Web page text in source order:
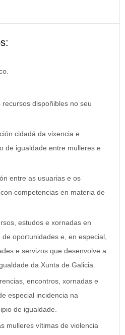
dispoñibles no seu
cidadá da vixencia e
de igualdade entre mulleres e
entre as usuarias e os
competencias en materia de
estudos e xornadas en
oportunidades e, en especial,
e servizos que desenvolve a
da Xunta de Galicia.
encontros, xornadas e
especial incidencia na
de igualdade.
mulleres vítimas de violencia